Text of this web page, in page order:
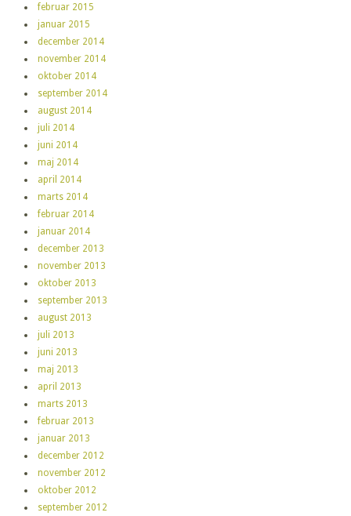
februar 2015
januar 2015
december 2014
november 2014
oktober 2014
september 2014
august 2014
juli 2014
juni 2014
maj 2014
april 2014
marts 2014
februar 2014
januar 2014
december 2013
november 2013
oktober 2013
september 2013
august 2013
juli 2013
juni 2013
maj 2013
april 2013
marts 2013
februar 2013
januar 2013
december 2012
november 2012
oktober 2012
september 2012